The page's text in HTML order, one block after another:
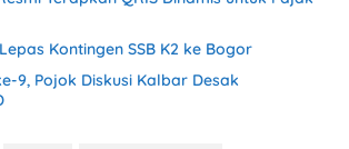
Kontingen SSB K2 ke Bogor
9, Pojok Diskusi Kalbar Desak